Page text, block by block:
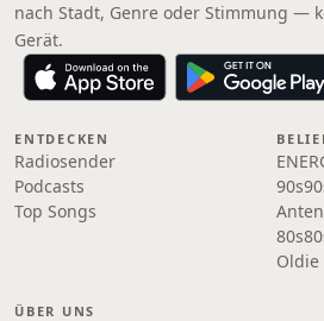
nach Stadt, Genre oder Stimmung —
Gerät.
ENTDECKEN
Radiosender
Podcasts
Top Songs
Oldie
ÜBER UNS